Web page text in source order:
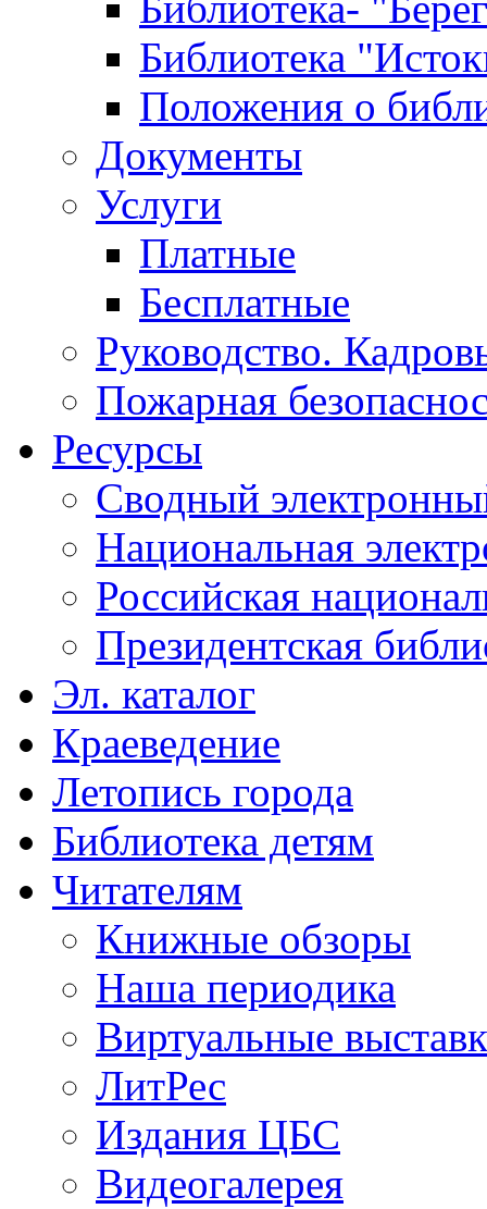
Библиотека
Положения о
Документы
Услуги
Платные
Бесплатные
Руководство.
Пожарная
Ресурсы
Сводный
Национальная
Российская
Президентская
Эл. каталог
Краеведение
Летопись города
Библиотека детям
Читателям
Книжные обзоры
Наша периодика
Виртуальные
ЛитРес
Издания ЦБС
Видеогалерея